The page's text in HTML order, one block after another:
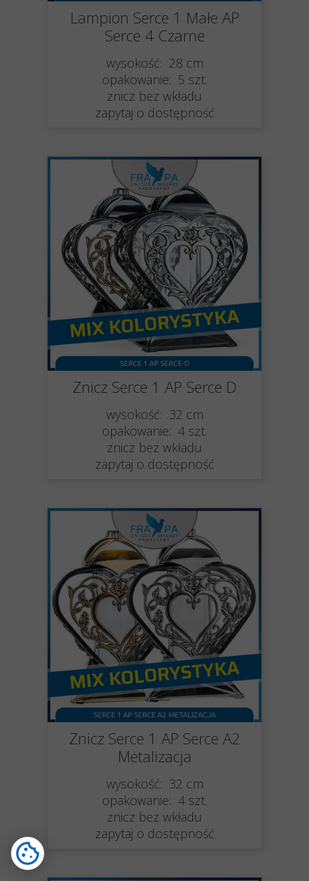
Lampion Serce 1 Małe AP
Serce 4 Czarne
wysokość: 28 cm
opakowanie: 5 szt.
znicz bez wkładu
zapytaj o dostępność
Znicz Serce 1 AP Serce D
wysokość: 32 cm
opakowanie: 4 szt.
znicz bez wkładu
zapytaj o dostępność
Znicz Serce 1 AP Serce A2
Metalizacja
wysokość: 32 cm
opakowanie: 4 szt.
znicz bez wkładu
zapytaj o dostępność